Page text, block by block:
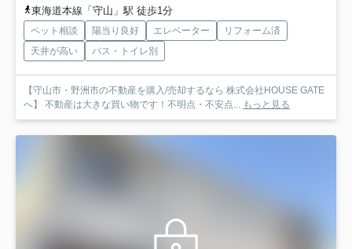
東海道本線「守山」駅 徒歩1分
ペット相談 陽当り良好 エレベーター
リフォーム済
天井が高い
バス・トイレ別
【守山市・野洲市の不動産を購入/売却するなら 株式会社HOUSE GATE
へ】 不動産は大きな買い物です！不明点・不安点... もっと見る